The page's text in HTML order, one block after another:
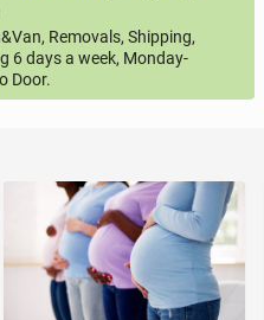
Removals, Shipping,
6 days a week, Monday-
Door.